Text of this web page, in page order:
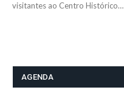
visitantes ao Centro Histórico…
AGENDA